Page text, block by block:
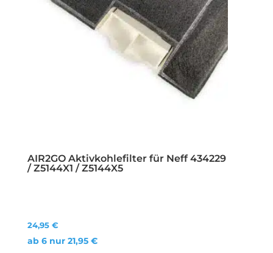
AIR2GO Aktivkohlefilter für Neff 434229
/ Z5144X1 / Z5144X5
24,95€
ab 6 nur21,95€